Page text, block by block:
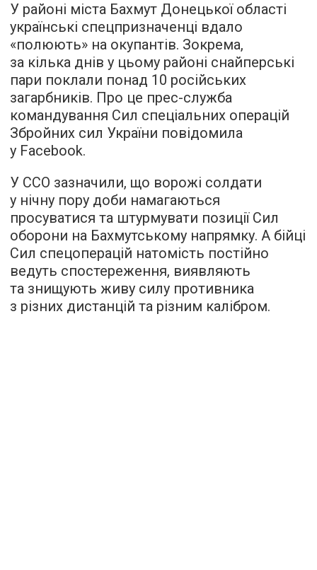
У районі міста Бахмут Донецької області
українські спецпризначенці вдало
«полюють» на окупантів. Зокрема,
за кілька днів у цьому районі снайперські
пари поклали понад 10 російських
загарбників. Про це прес-служба
командування Сил спеціальних операцій
Збройних сил України повідомила
у Facebook.
У ССО зазначили, що ворожі солдати
у нічну пору доби намагаються
просуватися та штурмувати позиції Сил
оборони на Бахмутському напрямку. А бійці
Сил спецоперацій натомість постійно
ведуть спостереження, виявляють
та знищують живу силу противника
з різних дистанцій та різним калібром.